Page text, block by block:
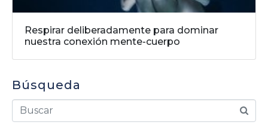
Respirar deliberadamente para dominar
nuestra conexión mente-cuerpo
Búsqueda